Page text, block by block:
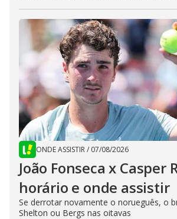
ONDE ASSISTIR/ 07/08/2026
João Fonseca x Casper
horário e onde assistir
Se derrotar novamente o norueguês, o
Shelton ou Bergs nas oitavas